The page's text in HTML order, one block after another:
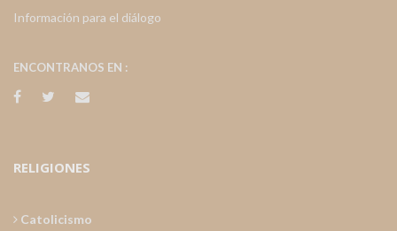
Información para el diálogo
ENCONTRANOS EN :
RELIGIONES
Catolicismo